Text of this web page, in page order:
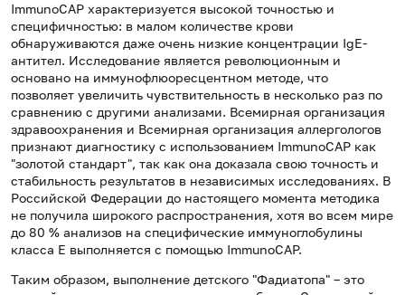
ImmunoCAP характеризуется высокой точностью и
специфичностью: в малом количестве крови
обнаруживаются даже очень низкие концентрации IgE-
антител. Исследование является революционным и
основано на иммунофлюоресцентном методе, что
позволяет увеличить чувствительность в несколько раз по
сравнению с другими анализами. Всемирная организация
здравоохранения и Всемирная организация аллергологов
признают диагностику с использованием ImmunoCAP как
"золотой стандарт", так как она доказала свою точность и
стабильность результатов в независимых исследованиях. В
Российской Федерации до настоящего момента методика
не получила широкого распространения, хотя во всем мире
до 80 % анализов на специфические иммуноглобулины
класса Е выполняется с помощью ImmunoCAP.
Таким образом, выполнение детского "Фадиатопа" – это